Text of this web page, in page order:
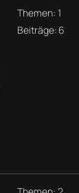
Themen: 1
Beiträge: 6